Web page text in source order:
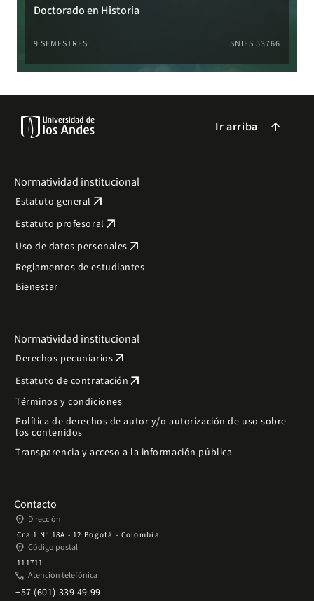
Doctorado en Historia
9 SEMESTRES SNIES 53766
Ir arriba arrow_forward
Normatividad institucional
Estatuto general arrow_outward
Estatuto profesoral arrow_outward
Uso de datos personales arrow_outward
Reglamentos de estudiantes
Bienestar
Normatividad institucional
Derechos pecuniariosarrow_outward
Estatuto de contratación arrow_outward
Términos y condiciones
Política de derechos de autor y/o autorización de uso sobre
los contenidos
Transparencia y acceso a la información pública
Contacto
place Dirección
Cra 1 Nº 18A - 12 Bogotá - Colombia
place Código postal
111711
phone Atención telefónica
+57 (601) 339 49 99